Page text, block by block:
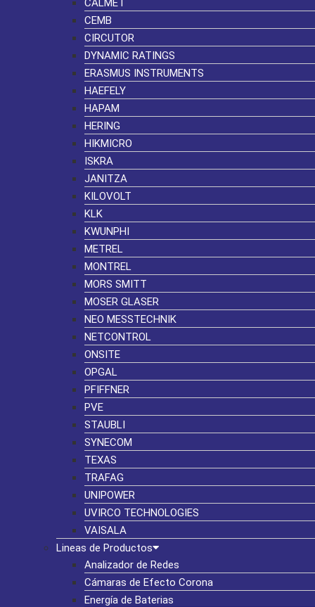
CALMET
CEMB
CIRCUTOR
DYNAMIC RATINGS
ERASMUS INSTRUMENTS
HAEFELY
HAPAM
HERING
HIKMICRO
ISKRA
JANITZA
KILOVOLT
KLK
KWUNPHI
METREL
MONTREL
MORS SMITT
MOSER GLASER
NEO MESSTECHNIK
NETCONTROL
ONSITE
OPGAL
PFIFFNER
PVE
STAUBLI
SYNECOM
TEXAS
TRAFAG
UNIPOWER
UVIRCO TECHNOLOGIES
VAISALA
Lineas de Productos
Analizador de Redes
Cámaras de Efecto Corona
Energía de Baterias